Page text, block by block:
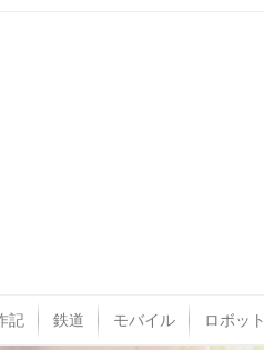
記 鉄道 モバイル ロボット